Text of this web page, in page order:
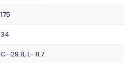
175
34
C- 29.8, L- 11.7